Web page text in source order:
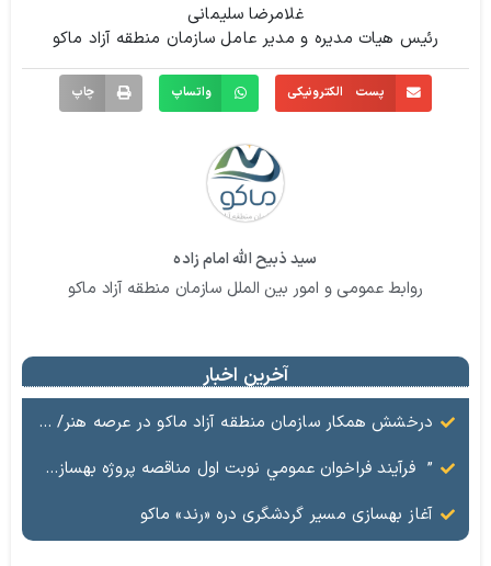
غلامرضا سلیمانی
رئیس هیات مدیره و مدیر عامل سازمان منطقه آزاد ماکو
پست الکترونیکی واتساپ چاپ
سید ذبیح الله امام زاده
روابط عمومی و امور بین الملل سازمان منطقه آزاد ماکو
آخرین اخبار
درخشش همکار سازمان منطقه آزاد ماکو در عرصه هنر/ مستند تاریخی «زری خانم» به کارگردانی احد عبادی رونمایی شد
” فرآيند فراخوان عمومي نوبت اول مناقصه پروژه بهسازي و آسفالت راه و پاركينگ مجموعه آب درماني شهرستان شوط منطقه آزاد ماكو “
آغاز بهسازی مسیر گردشگری دره «رند» ماکو